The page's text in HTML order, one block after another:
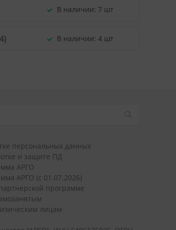
В наличии: 7 шт
В наличии: 4 шт
персональных данных
и защите ПД
АРГО
АРГО (с 01.07.2026)
программе
лицам